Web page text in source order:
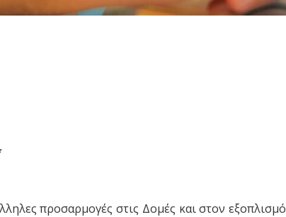
προσαρμογές στις Δομές και στον εξοπλισμό